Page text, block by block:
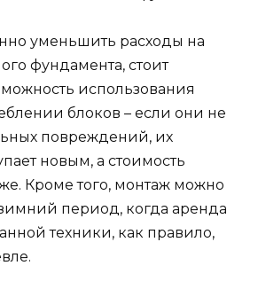
уменьшить расходы на
фундамента, стоит
использования
блоков – если они не
повреждений, их
новым, а стоимость
Кроме того, монтаж можно
период, когда аренда
техники, как правило,